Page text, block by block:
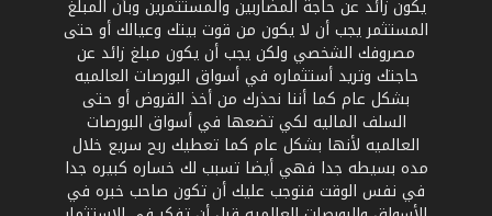
يكون زائد عن حاجة المضاربين والمستثمرين وبأن المبلغ
المستثمر يجب أن لا يكون من قوت بيتك وعيالك أو حتى
مصروفك الشخصي ولكن يجب أن يكون مبلغ زائد عن
حاجتك وتريد أستثماره في أسواق البورصات العالميه
بشكل عام كما أننا نحذرك من أخذ القروض أو حتى
السلف الماليه لكي تضعها في أسواق البورصات
العالميه لأنها بشكل عام كما تعطيك ربح سريع خلال
مده بسيطه جدا فهي أيضا تسبب لك خساره كبيره جدا
في نفس الوقت فتوجب عليك أن تكون صاحب خبره في